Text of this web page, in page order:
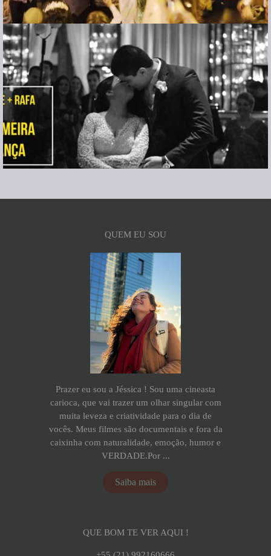
QUEM EU SOU
Prazer eu sou a Jéssica ! Sou uma cineasta
carioca, que vai trazer um olhar singular com
muita leveza e criatividade para o dia de
vocês. Meus filmes são documentais e fora da
caixinha com naturalidade, emoção, humor e
VERDADE.Por ...
Saiba mais
QUE BOM TE VER AQUI !